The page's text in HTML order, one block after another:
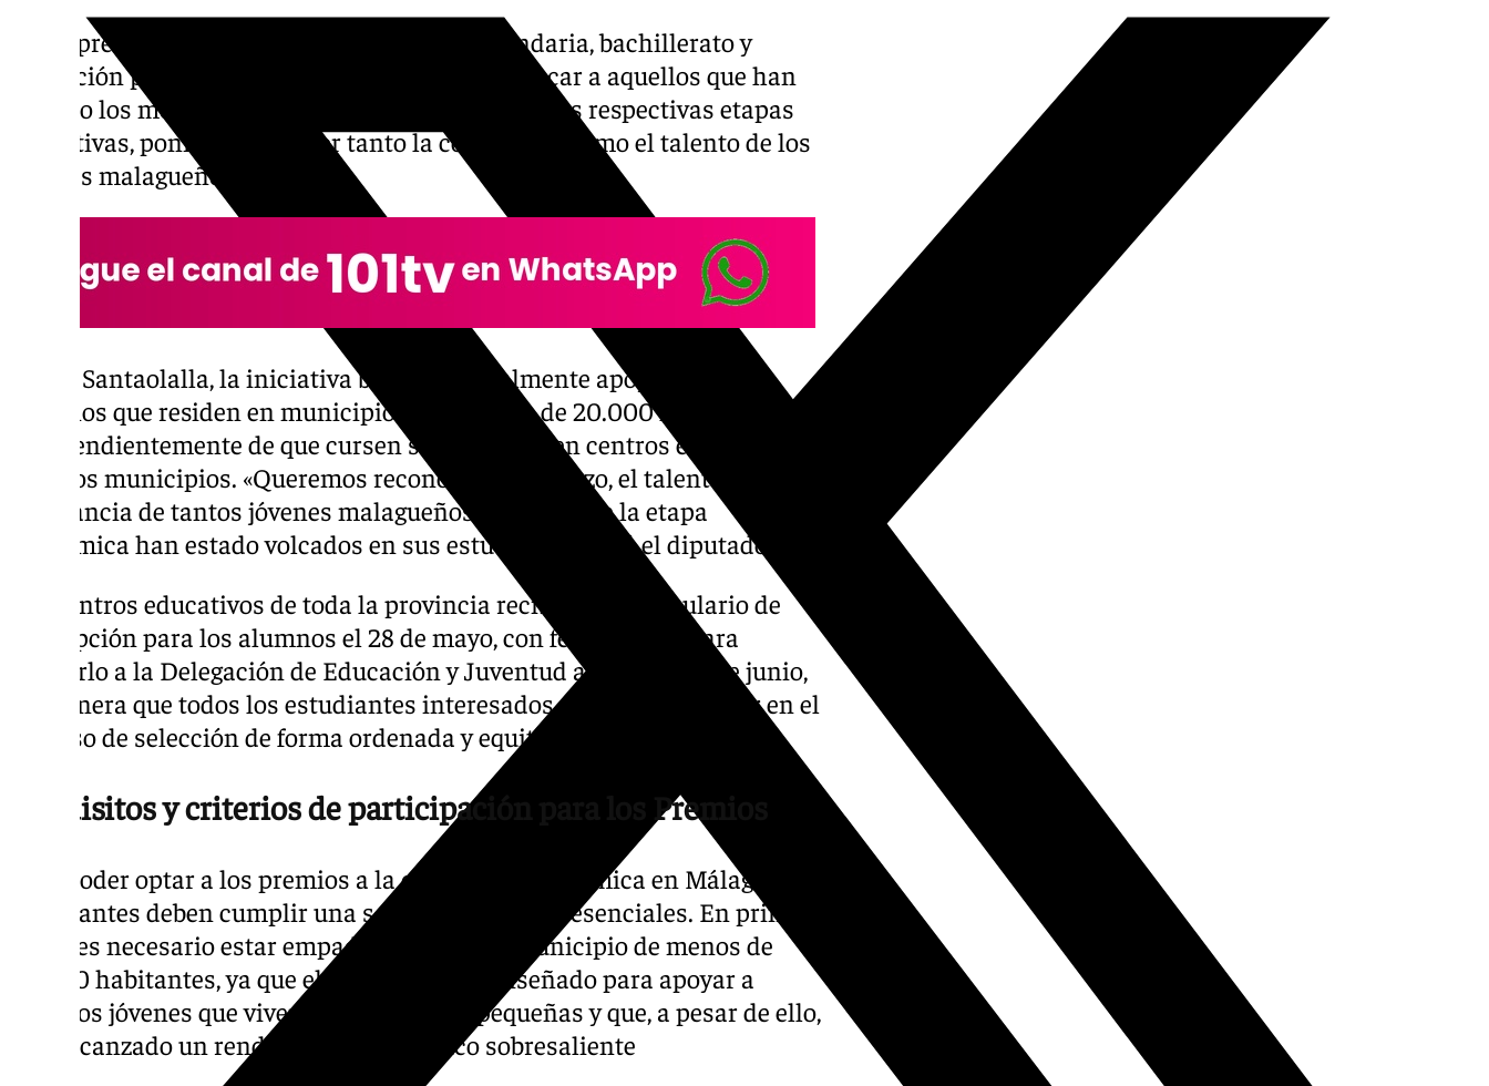
Estos premios abarcan a los alumnos de secundaria, bachillerato y
formación profesional (FP), y su objetivo es destacar a aquellos que han
logrado los mejores expedientes académicos en sus respectivas etapas
educativas, poniendo en valor tanto la constancia como el talento de los
jóvenes malagueños.
Según Santaolalla, la iniciativa busca especialmente apoyar a los
alumnos que residen en municipios con menos de 20.000 habitantes,
independientemente de que cursen sus estudios en centros educativos
de otros municipios. «Queremos reconocer el esfuerzo, el talento y la
constancia de tantos jóvenes malagueños que durante la etapa
académica han estado volcados en sus estudios», señaló el diputado.
Los centros educativos de toda la provincia recibirán el formulario de
inscripción para los alumnos el 28 de mayo, con fecha límite para
remitirlo a la Delegación de Educación y Juventud antes del 30 de junio,
de manera que todos los estudiantes interesados puedan participar en el
proceso de selección de forma ordenada y equitativa.
Requisitos y criterios de participación para los Premios
Para poder optar a los premios a la excelencia académica en Málaga, los
estudiantes deben cumplir una serie de requisitos esenciales. En primer
lugar, es necesario estar empadronado en un municipio de menos de
20.000 habitantes, ya que el programa está diseñado para apoyar a
aquellos jóvenes que viven en localidades pequeñas y que, a pesar de ello,
han alcanzado un rendimiento académico sobresaliente